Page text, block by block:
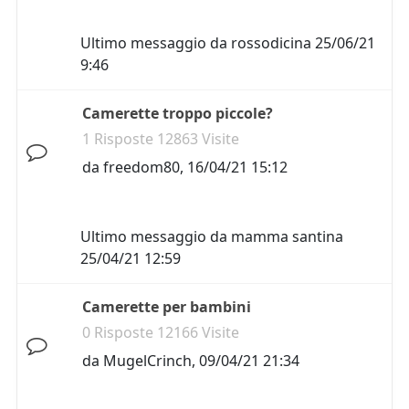
Ultimo messaggio da rossodicina 25/06/21
9:46
Camerette troppo piccole?
1 Risposte 12863 Visite
da freedom80, 16/04/21 15:12
Ultimo messaggio da mamma santina
25/04/21 12:59
Camerette per bambini
0 Risposte 12166 Visite
da MugelCrinch, 09/04/21 21:34